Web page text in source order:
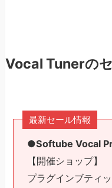
Vocal Tunerの
最新セール情報
●Softube Vocal
【開催ショップ】
プラグインブティ